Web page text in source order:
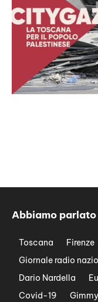
Abbiamo parlato
Toscana Firenze
Giornale radio
Dario Nardella
Covid-19